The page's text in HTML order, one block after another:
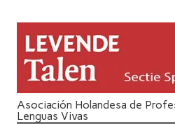
Asociación Holandesa de
Lenguas Vivas